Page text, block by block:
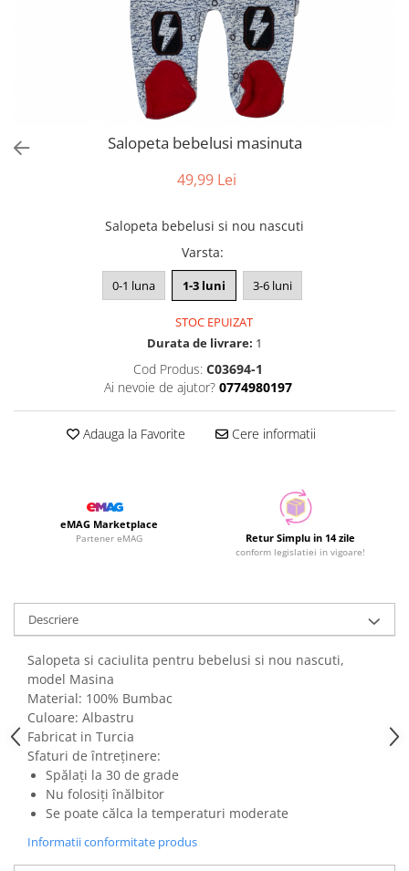
Salopeta bebelusi masinuta
49,99 Lei
Salopeta bebelusi si nou nascuti
Varsta:
0-1 luna 1-3 luni 3-6 luni
STOC EPUIZAT
Durata de livrare: 1
Cod Produs: C03694-1
Ai nevoie de ajutor? 0774980197
Adauga la Favorite Cere informatii
eMAG Marketplace
Partener eMAG Retur Simplu in 14 zile
conform legislatiei in vigoare!
Descriere
Salopeta si caciulita pentru bebelusi si nou nascuti,
model Masina
Material: 100% Bumbac
Culoare: Albastru
Fabricat in Turcia
Sfaturi de întreținere:
Spălați la 30 de grade
Nu folosiți înălbitor
Se poate călca la temperaturi moderate
Informatii conformitate produs